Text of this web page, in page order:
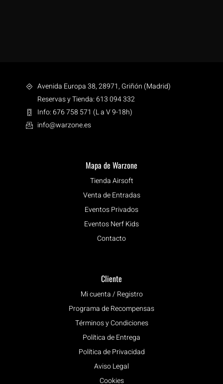
Avenida Europa 38, 28971, Griñón (Madrid)
Reservas y Tienda: 613 094 332
Info: 676 758 571 (L a V 9-18h)
info@warzone.es
Mapa de Warzone
Tienda Airsoft
Venta de Entradas
Eventos Privados
Eventos Nerf Kids
Contacto
Cliente
Mi cuenta / Registro
Programa de Recompensas
Términos y Condiciones
Política de Entrega
Política de Privacidad
Aviso Legal
Cookies